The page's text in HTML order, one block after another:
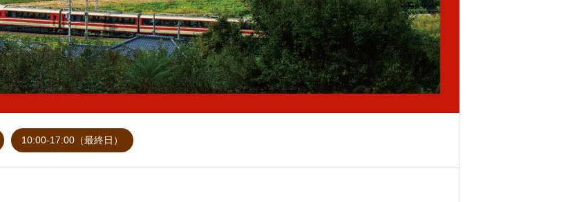
10:00-17:00（最終日）